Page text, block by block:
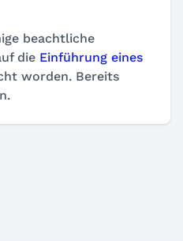
beachtliche
die Einführung eines
worden. Bereits